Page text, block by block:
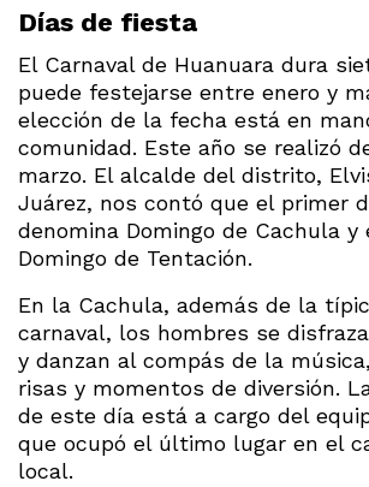
Días de fiesta
El Carnaval de Huanuara dura
puede festejarse entre enero y
elección de la fecha está en
comunidad. Este año se realizó
marzo. El alcalde del distrito,
Juárez, nos contó que el primer
denomina Domingo de Cachula
Domingo de Tentación.
En la Cachula, además de la
carnaval, los hombres se
y danzan al compás de la
risas y momentos de diversión.
de este día está a cargo del
que ocupó el último lugar en el
local.